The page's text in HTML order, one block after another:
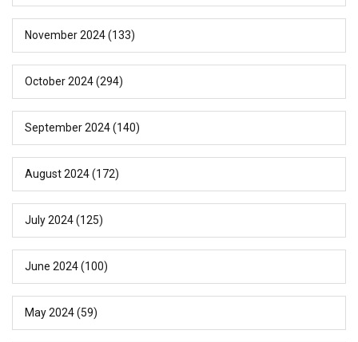
November 2024(133)
October 2024(294)
September 2024(140)
August 2024(172)
July 2024(125)
June 2024(100)
May 2024(59)